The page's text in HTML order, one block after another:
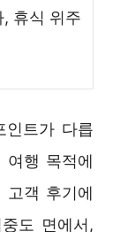
, 휴식 위주
인트가 다릅
여행 목적에
고객 후기에
도 면에서,